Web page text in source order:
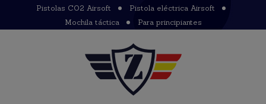
Pistolas CO2 Airsoft
Pistola eléctrica Airsoft
Mochila táctica
Para principiantes